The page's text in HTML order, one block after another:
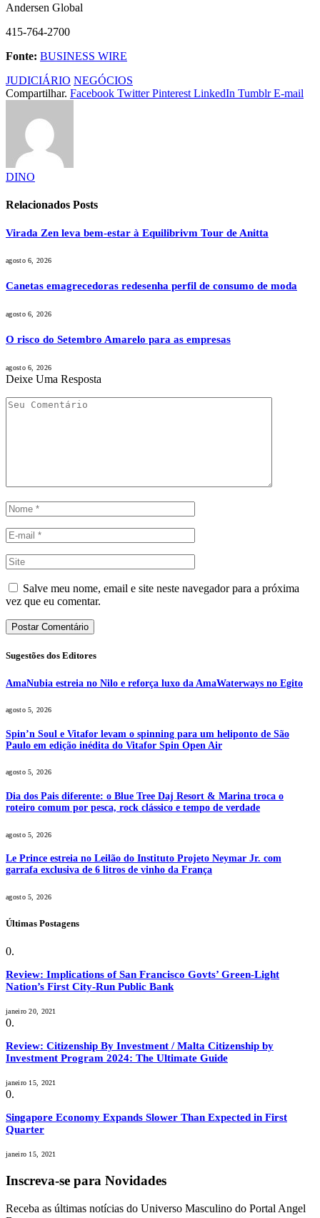
Andersen Global
415-764-2700
Fonte: BUSINESS WIRE
JUDICIÁRIO NEGÓCIOS
Compartilhar. Facebook Twitter Pinterest LinkedIn Tumblr E-mail
DINO
Relacionados Posts
Virada Zen leva bem-estar à Equilibrivm Tour de Anitta
agosto 6, 2026
Canetas emagrecedoras redesenha perfil de consumo de moda
agosto 6, 2026
O risco do Setembro Amarelo para as empresas
agosto 6, 2026
Deixe Uma Resposta
Salve meu nome, email e site neste navegador para a próxima
vez que eu comentar.
Sugestões dos Editores
AmaNubia estreia no Nilo e reforça luxo da AmaWaterways no Egito
agosto 5, 2026
Spin’n Soul e Vitafor levam o spinning para um heliponto de São
Paulo em edição inédita do Vitafor Spin Open Air
agosto 5, 2026
Dia dos Pais diferente: o Blue Tree Daj Resort & Marina troca o
roteiro comum por pesca, rock clássico e tempo de verdade
agosto 5, 2026
Le Prince estreia no Leilão do Instituto Projeto Neymar Jr. com
garrafa exclusiva de 6 litros de vinho da França
agosto 5, 2026
Últimas Postagens
Review: Implications of San Francisco Govts’ Green-Light
Nation’s First City-Run Public Bank
janeiro 20, 2021
Review: Citizenship By Investment / Malta Citizenship by
Investment Program 2024: The Ultimate Guide
janeiro 15, 2021
Singapore Economy Expands Slower Than Expected in First
Quarter
janeiro 15, 2021
Inscreva-se para Novidades
Receba as últimas notícias do Universo Masculino do Portal Angel